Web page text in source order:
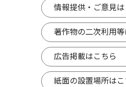
情報提供・ご意見は
著作物の二次利用
広告掲載はこちら
紙面の設置場所はこ